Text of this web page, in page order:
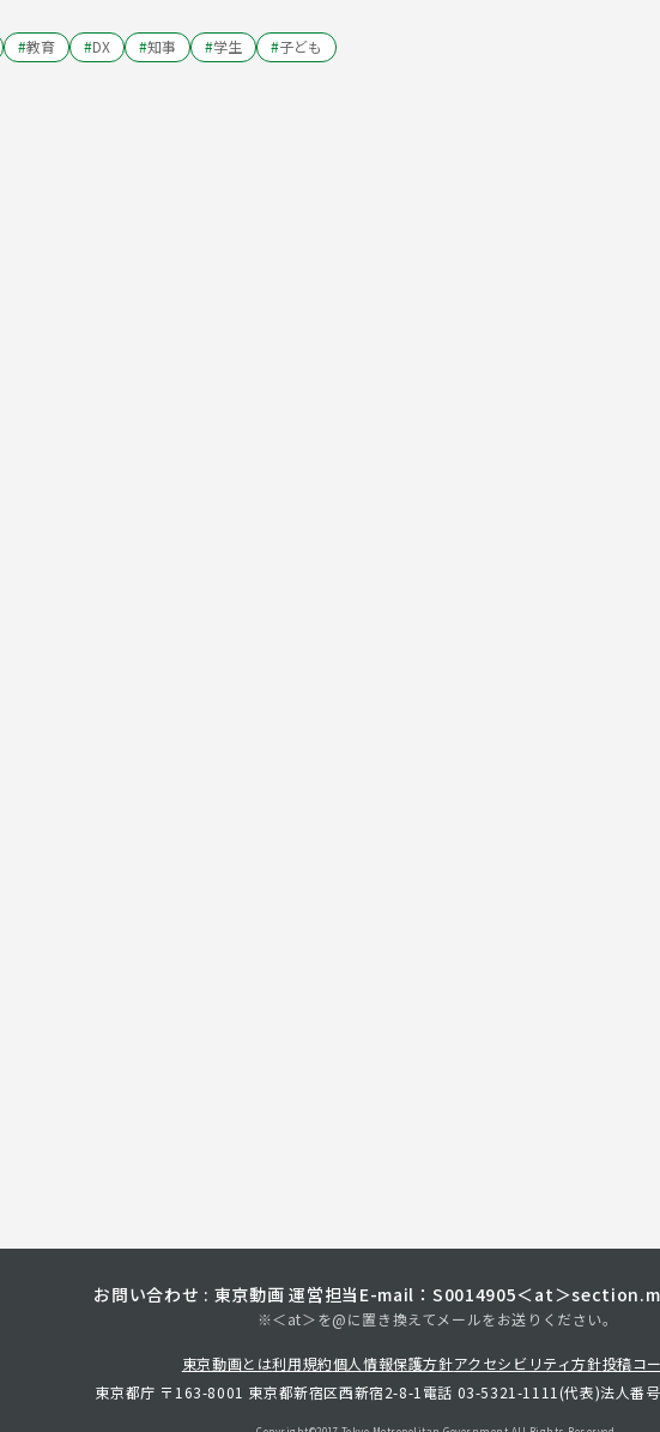
#教育 #DX #知事 #学生 #子ども
お問い合わせ : 東京動画 運営担当 E-mail：S0014905＜at＞
※＜at＞を@に置き換えてメールをお送りください。
東京動画とは利用規約個人情報保護方針アクセシビリティ方針投稿コ
東京都庁 〒163-8001 東京都新宿区西新宿2-8-1 電話 03-5321-1111(代表)法人番